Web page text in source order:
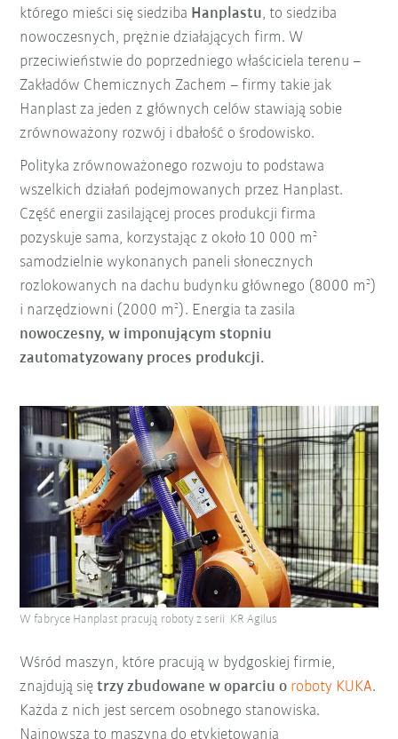
którego mieści się siedziba Hanplastu, to siedziba
nowoczesnych, prężnie działających firm. W
przeciwieństwie do poprzedniego właściciela terenu –
Zakładów Chemicznych Zachem – firmy takie jak
Hanplast za jeden z głównych celów stawiają sobie
zrównoważony rozwój i dbałość o środowisko.
Polityka zrównoważonego rozwoju to podstawa
wszelkich działań podejmowanych przez Hanplast.
Część energii zasilającej proces produkcji firma
pozyskuje sama, korzystając z około 10 000 m2
samodzielnie wykonanych paneli słonecznych
rozlokowanych na dachu budynku głównego (8000 m2 )
i narzędziowni (2000 m2 ). Energia ta zasila
nowoczesny, w imponującym stopniu
zautomatyzowany proces produkcji.
Wśród maszyn, które pracują w bydgoskiej firmie,
znajdują siętrzy zbudowane w oparciu o roboty KUKA.
Każda z nich jest sercem osobnego stanowiska.
Najnowsza to maszyna do etykietowania
W fabryce Hanplast pracują roboty z serii KR Agilus